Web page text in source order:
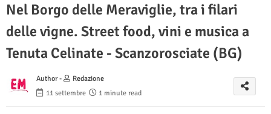
Nel Borgo delle Meraviglie, tra i filari
delle vigne. Street food, vini e musica a
Tenuta Celinate - Scanzorosciate (BG)
Author -
Redazione
11 settembre
1 minute read